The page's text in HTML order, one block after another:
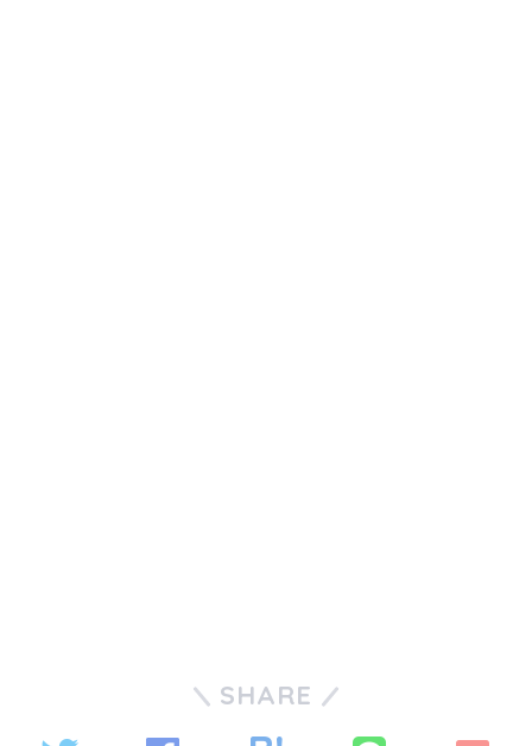
SHARE